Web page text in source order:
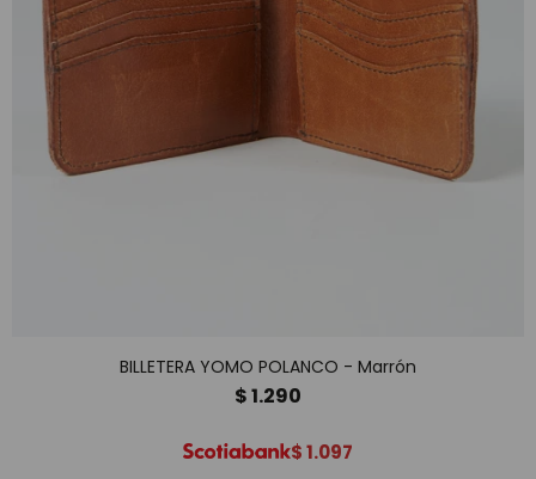
BILLETERA YOMO POLANCO - Marrón
$1.290
$1.097